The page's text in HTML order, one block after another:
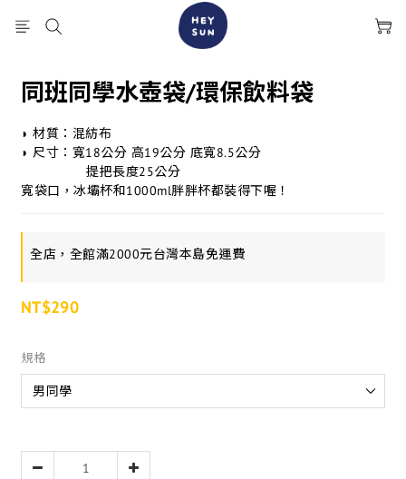
同班同學水壺袋/環保飲料袋
◗ 材質：混紡布
◗ 尺寸：寬18公分 高19公分 底寬8.5公分
                提把長度25公分
寬袋口，冰壩杯和1000ml胖胖杯都裝得下喔！
全店，全館滿2000元台灣本島免運費
NT$290
規格